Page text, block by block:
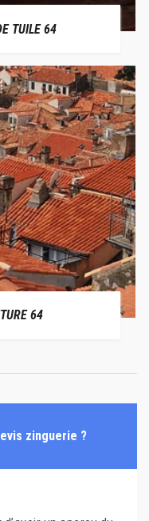
TUILE 64
64
zinguerie ?